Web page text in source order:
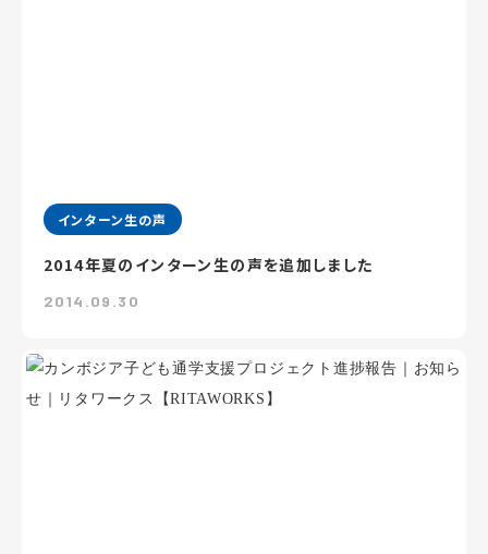
インターン生の声
2014年夏のインターン生の声を追加しました
2014.09.30